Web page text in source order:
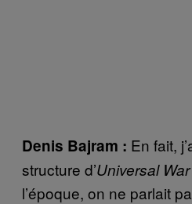
Denis Bajram : En fait,
structure d’Universal War
l’époque, on ne parlait